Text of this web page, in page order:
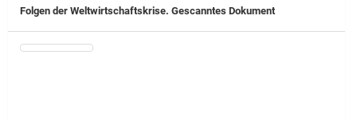
Folgen der Weltwirtschaftskrise. Gescanntes Dokument